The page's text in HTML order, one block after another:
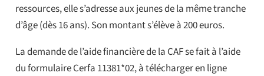
ressources, elle s’adresse aux jeunes de la même tranche
d’âge (dès 16 ans). Son montant s’élève à 200 euros.
La demande de l’aide financière de la CAF se fait à l’aide
du formulaire Cerfa 11381*02, à télécharger en ligne